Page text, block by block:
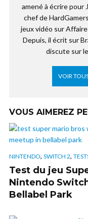
amené à écrire pour
chef de
jeux vidéo sur
Depuis, il écrit sur
discute sur
VOIR
VOUS AIMEREZ
NINTENDO, SWITCH 2,
Test du jeu
Nintendo
Bellabel Park